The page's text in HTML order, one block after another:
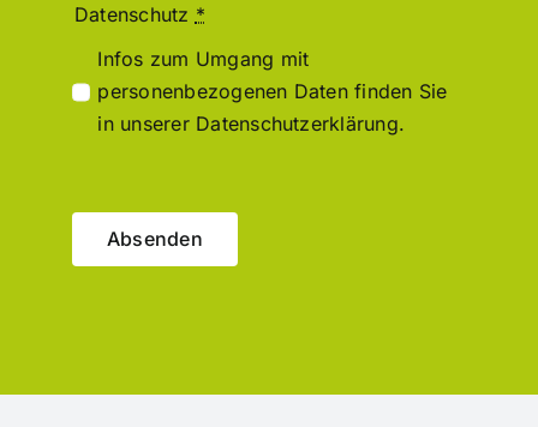
Datenschutz *
Infos zum Umgang mit
personenbezogenen Daten finden Sie
in unserer Datenschutzerklärung.
Absenden